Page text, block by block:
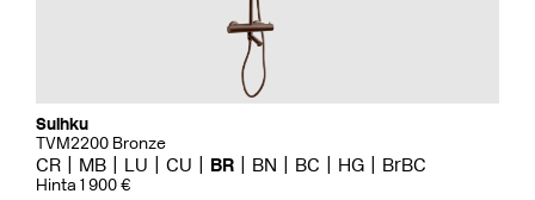
Suihku
TVM2200 Bronze
CR MB LU CU BR BN BC HG BrBC
Hinta 1 900 €